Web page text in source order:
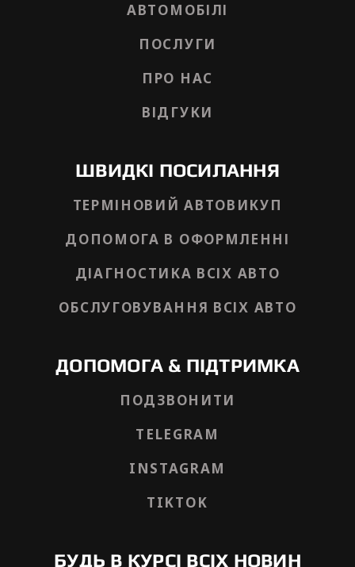
АВТОМОБІЛІ
ПОСЛУГИ
ПРО НАС
ВІДГУКИ
ШВИДКІ ПОСИЛАННЯ
ТЕРМІНОВИЙ АВТОВИКУП
ДОПОМОГА В ОФОРМЛЕННІ
ДІАГНОСТИКА ВСІХ АВТО
ОБСЛУГОВУВАННЯ ВСІХ АВТО
ДОПОМОГА & ПІДТРИМКА
ПОДЗВОНИТИ
TELEGRAM
INSTAGRAM
TIKTOK
БУДЬ В КУРСІ ВСІХ НОВИН